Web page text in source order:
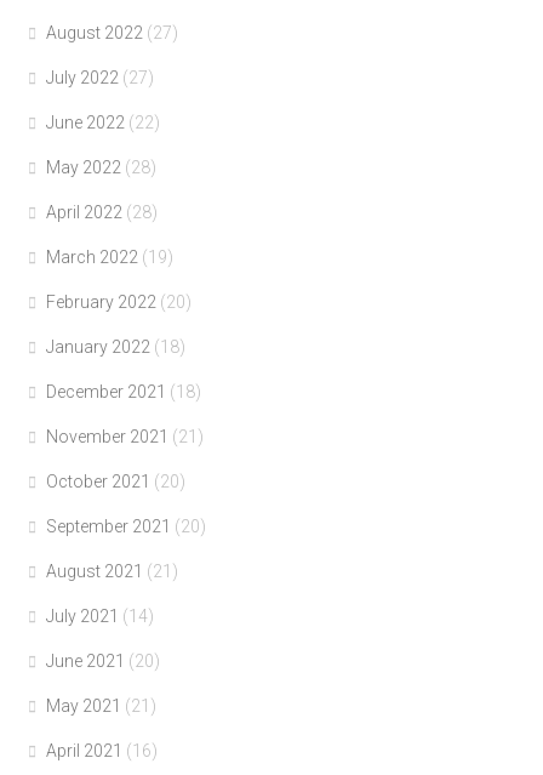
August 2022 (27)
July 2022 (27)
June 2022 (22)
May 2022 (28)
April 2022 (28)
March 2022 (19)
February 2022 (20)
January 2022 (18)
December 2021 (18)
November 2021 (21)
October 2021 (20)
September 2021 (20)
August 2021 (21)
July 2021 (14)
June 2021 (20)
May 2021 (21)
April 2021 (16)